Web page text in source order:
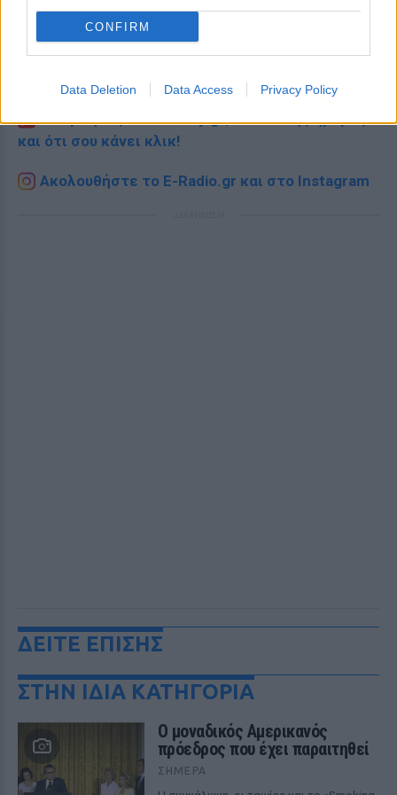
CONFIRM
Data Deletion Data Access Privacy Policy
Ακολουθήστε το E-Radio.gr στοGoogle News
και μάθετε πρώτοι
τα πιο hot νέα
Εσύ μπήκες στο E-Daily.gr; Τα νέα της ημέρας
και ότι σου κάνει κλικ!
Ακολουθήστε το E-Radio.gr και στο Instagram
ΔΕΙΤΕ ΕΠΙΣΗΣ
ΣΤΗΝ ΙΔΙΑ ΚΑΤΗΓΟΡΙΑ
Ο μοναδικός Αμερικανός
πρόεδρος που έχει παραιτηθεί
ΣΉΜΕΡΑ